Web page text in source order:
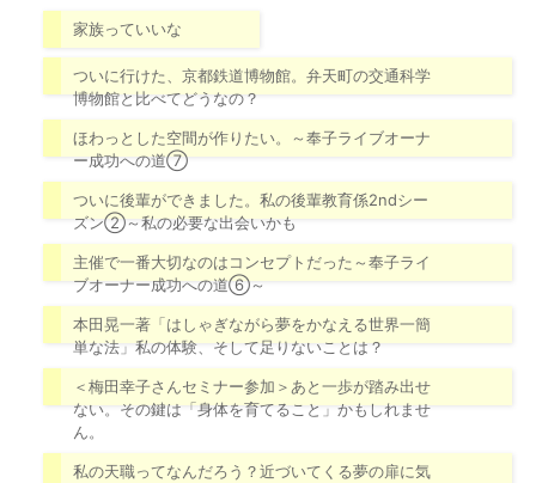
家族っていいな
ついに行けた、京都鉄道博物館。弁天町の交通科学
博物館と比べてどうなの？
ほわっとした空間が作りたい。～奉子ライブオーナ
ー成功への道⑦
ついに後輩ができました。私の後輩教育係2ndシー
ズン②～私の必要な出会いかも
主催で一番大切なのはコンセプトだった～奉子ライ
ブオーナー成功への道⑥～
本田晃一著「はしゃぎながら夢をかなえる世界一簡
単な法」私の体験、そして足りないことは？
＜梅田幸子さんセミナー参加＞あと一歩が踏み出せ
ない。その鍵は「身体を育てること」かもしれませ
ん。
私の天職ってなんだろう？近づいてくる夢の扉に気